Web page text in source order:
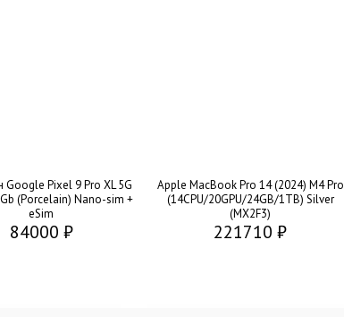
Google Pixel 9 Pro XL 5G
(Porcelain) Nano-sim +
eSim
84000 ₽
Apple MacBook Pro 14 (2024) M4 Pro
(14CPU/20GPU/24GB/1TB) Silver
(MX2F3)
221710 ₽